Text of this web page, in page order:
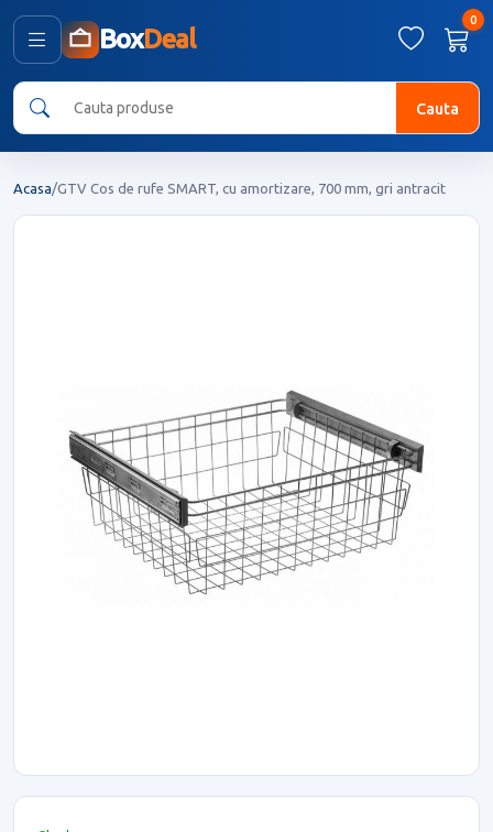
BoxDeal
0
Cauta
Acasa/GTV Cos de rufe SMART, cu amortizare, 700 mm, gri antracit